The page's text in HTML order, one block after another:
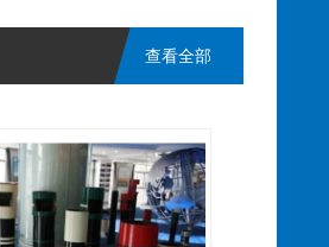
查看全部